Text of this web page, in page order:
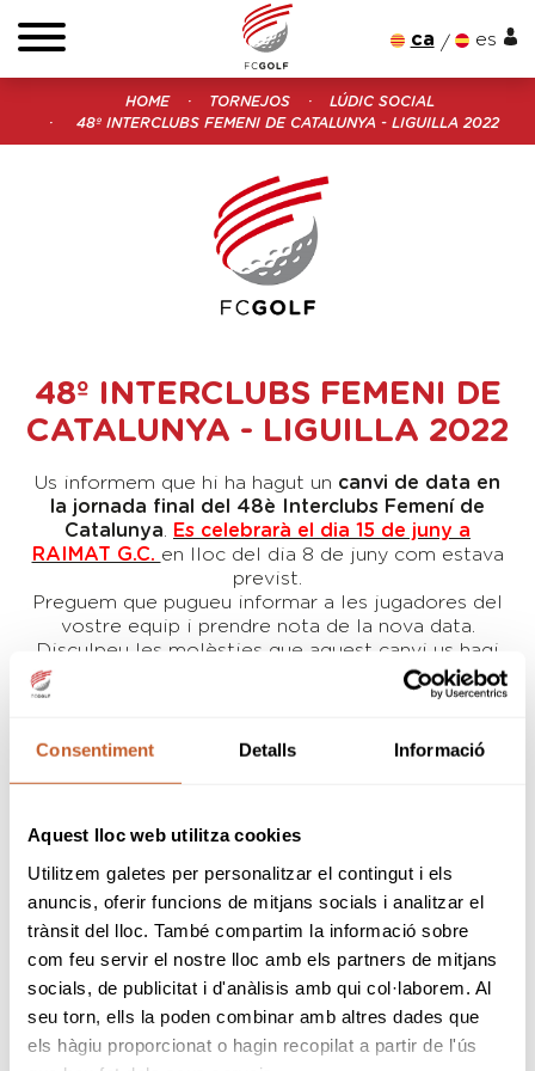
Consentiment Detalls Informació
Aquest lloc web utilitza cookies
Utilitzem galetes per personalitzar el contingut i els
anuncis, oferir funcions de mitjans socials i analitzar el
trànsit del lloc. També compartim la informació sobre
com feu servir el nostre lloc amb els partners de mitjans
socials, de publicitat i d'anàlisis amb qui col·laborem. Al
seu torn, ells la poden combinar amb altres dades que
els hàgiu proporcionat o hagin recopilat a partir de l'ús
ca es
HOME TORNEJOS
LÚDIC SOCIAL
48º INTERCLUBS FEMENI DE CATALUNYA - LIGUILLA 2022
48º INTERCLUBS FEMENI DE
CATALUNYA - LIGUILLA 2022
Us informem que hi ha hagut un canvi de data en
la jornada final del 48è Interclubs Femení de
Catalunya
Es celebrarà el dia 15 de juny a
RAIMAT G.C. en lloc del dia 8 de juny com estava
previst.
Preguem que pugueu informar a les jugadores del
vostre equip i prendre nota de la nova data.
Disculpeu les molèsties que aquest canvi us hagi
ELS TORNEJOS
Empordà Golf Resort
Club de Golf Terramar
16-02-2022
Real Club de Golf El Prat
09-03-2022
Club de Golf Barcelona
06-04-2022
Real Club de Golf de Cerdaña
05-05-2022